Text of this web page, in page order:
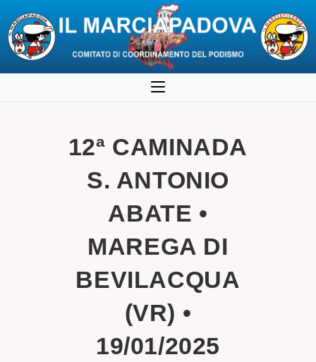
al
12ª CAMINADA
S. ANTONIO
ABATE •
MAREGA DI
BEVILACQUA
(VR) •
19/01/2025